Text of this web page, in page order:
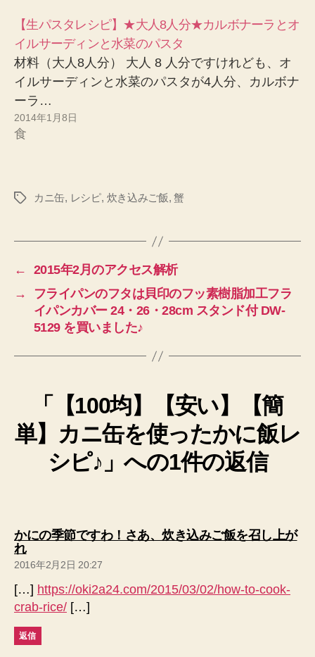
【生パスタレシピ】★大人8人分★カルボナーラとオ
イルサーディンと水菜のパスタ
材料（大人8人分） 大人 8 人分ですけれども、オ
イルサーディンと水菜のパスタが4人分、カルボナ
ーラ…
2014年1月8日
食
タ
カニ缶, レシピ, 炊き込みご飯,蟹
←
2015年2月のアクセス解析
→
フライパンのフタは貝印のフッ素樹脂加工フラ
イパンカバー 24・26・28cm スタンド付 DW-
5129 を買いました♪
「【100均】【安い】【簡
単】カニ缶を使ったかに飯レ
シピ♪」への1件の返信
かにの季節ですわ！さあ、炊き込みご飯を召し上が
れの
発
2016年2月2日 20:27
[…] https://oki2a24.com/2015/03/02/how-to-cook-
crab-rice/ […]
返信